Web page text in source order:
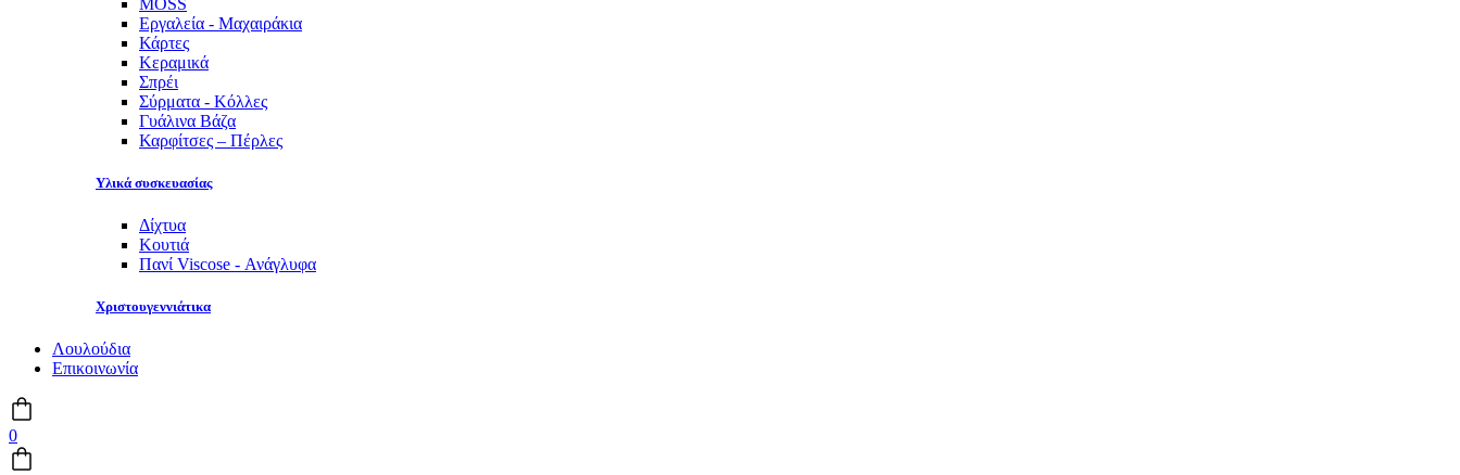
Εργαλεία - Μαχαιράκια
Κάρτες
Κεραμικά
Σπρέι
Σύρματα - Κόλλες
Γυάλινα Βάζα
Καρφίτσες – Πέρλες
Υλικά συσκευασίας
Δίχτυα
Κουτιά
Πανί Viscose - Ανάγλυφα
Χριστουγεννιάτικα
Λουλούδια
Επικοινωνία
0